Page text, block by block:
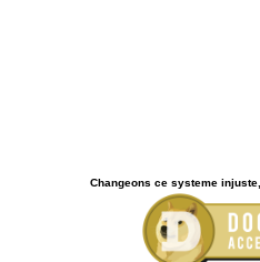
Changeons ce systeme injuste,